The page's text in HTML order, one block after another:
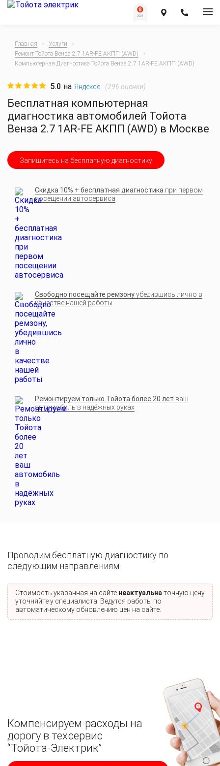
Главная
Услуги
Ремонт Тойота Венза 2.7 1AR-FE АКПП (AWD)
Компьютерная Диагностика Тойота Венза 2.7 1AR-FE АКПП (AWD)
Бесплатная компьютерная
диагностика автомобилей Тойота
Венза 2.7 1AR-FE АКПП (AWD) в Москве
5.0 на Яндексе (296 оценки)
Запишитесь на бесплатную диагностику
Скидка 10% + бесплатная диагностика при первом
посещении автосервиса
Свободно посещайте ремзонуубедившись лично в
качестве нашей работы
Ремонтируем только Тойота более 20 лет ваш
автомобиль в надёжных руках
Проводим бесплатную диагностику по
следующим направлениям
Стоимость указанная на сайте неактуальна точную цену
уточняйте у специалиста. Ведутся работы по
автоматическому обновлению цен на сайте.
Компенсируем расходы на
дорогу в техсервис
“Тойота-Электрик”